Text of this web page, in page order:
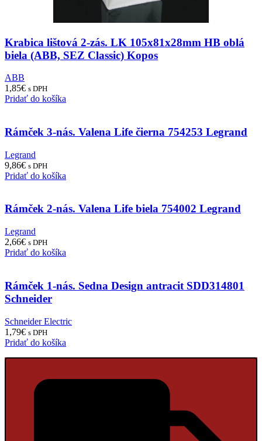
Krabica lištová 2-zás. LK 105x81x28mm HB oblá
biela (ABB, SEZ Classic) Kopos
ABB
1,85€ s DPH
Pridať do košíka
Rámček 3-nás. Valena Life čierna 754253 Legrand
Legrand
9,86€ s DPH
Pridať do košíka
Rámček 2-nás. Valena Life biela 754002 Legrand
Legrand
2,66€ s DPH
Pridať do košíka
Rámček 1-nás. Sedna Design antracit SDD314801
Schneider
Schneider Electric
1,79€ s DPH
Pridať do košíka